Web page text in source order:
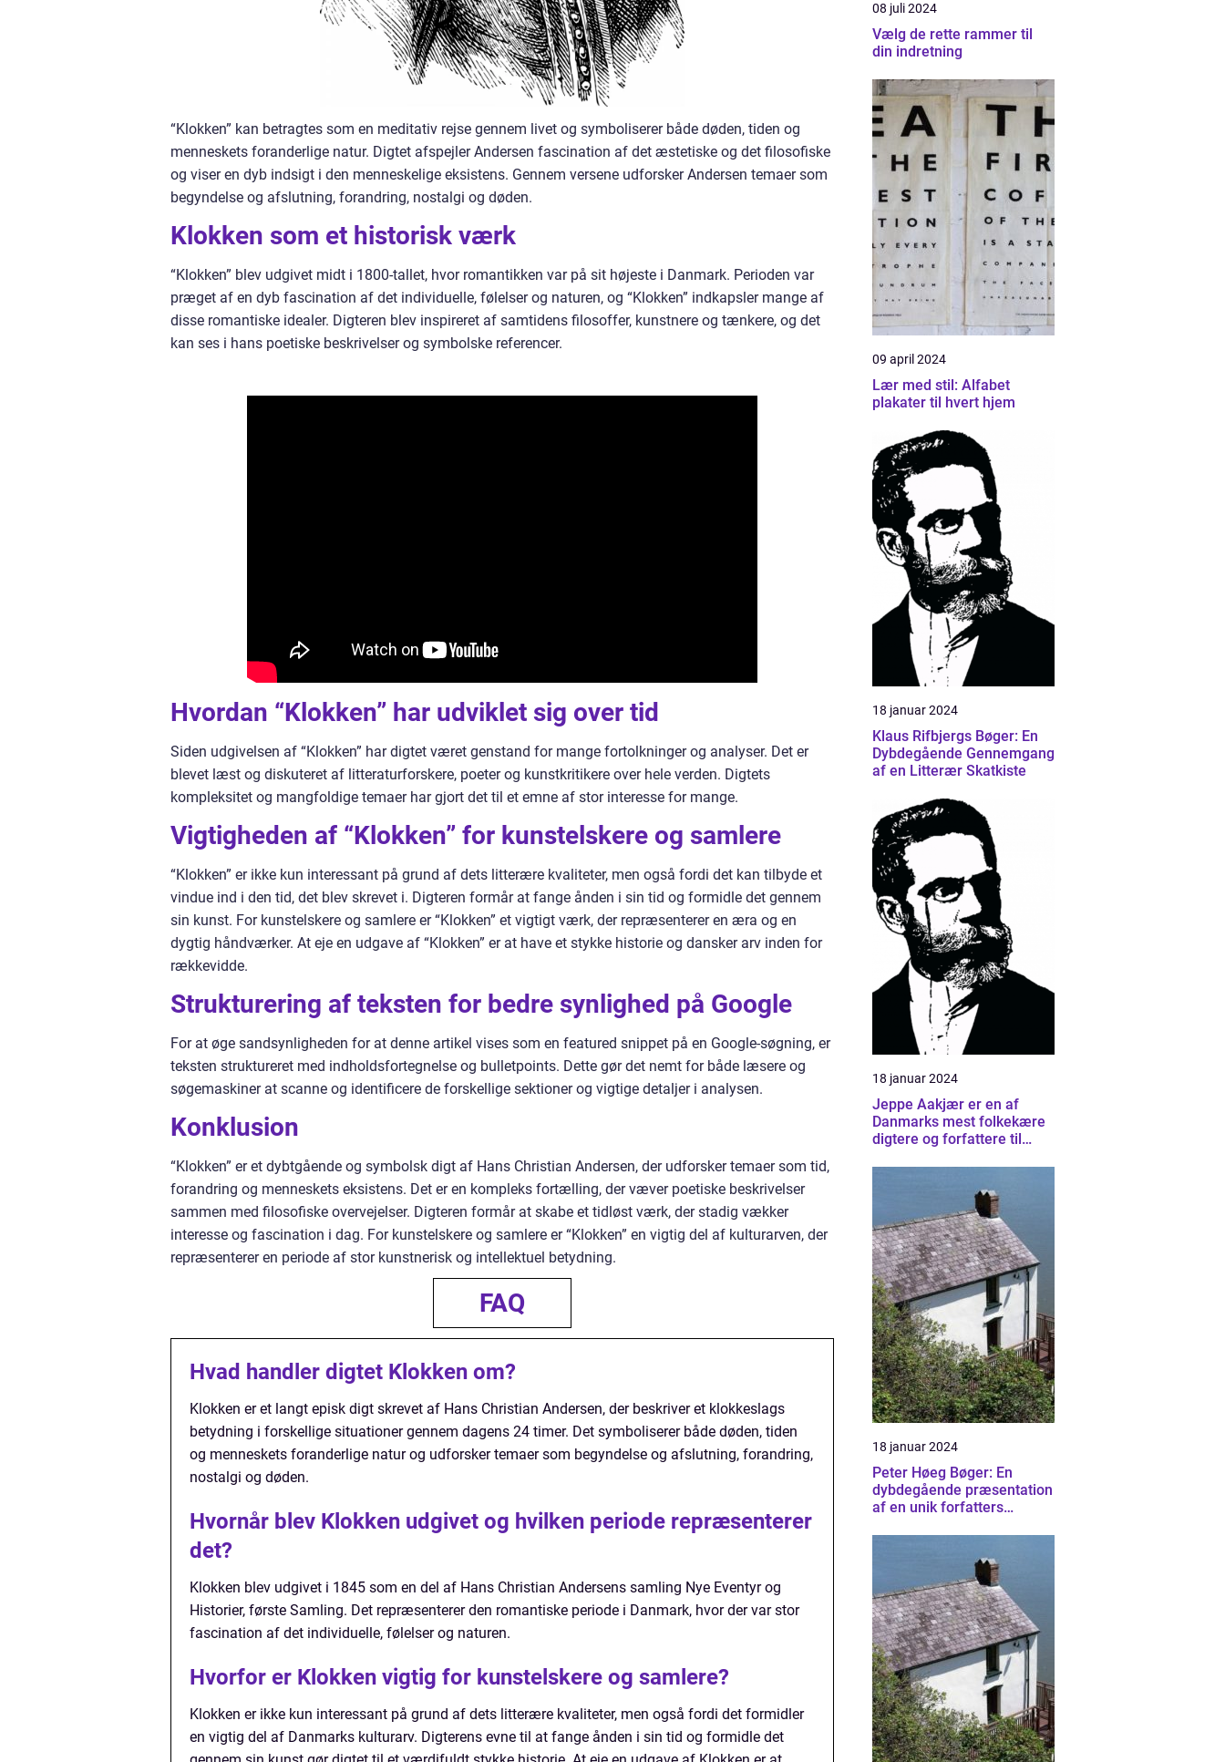
“Klokken” kan betragtes som en meditativ rejse gennem livet og symboliserer både døden, tiden og
menneskets foranderlige natur. Digtet afspejler Andersen fascination af det æstetiske og det filosofiske
og viser en dyb indsigt i den menneskelige eksistens. Gennem versene udforsker Andersen temaer som
begyndelse og afslutning, forandring, nostalgi og døden.
Klokken som et historisk værk
“Klokken” blev udgivet midt i 1800-tallet, hvor romantikken var på sit højeste i Danmark. Perioden var
præget af en dyb fascination af det individuelle, følelser og naturen, og “Klokken” indkapsler mange af
disse romantiske idealer. Digteren blev inspireret af samtidens filosoffer, kunstnere og tænkere, og det
kan ses i hans poetiske beskrivelser og symbolske referencer.
Hvordan “Klokken” har udviklet sig over tid
Siden udgivelsen af “Klokken” har digtet været genstand for mange fortolkninger og analyser. Det er
blevet læst og diskuteret af litteraturforskere, poeter og kunstkritikere over hele verden. Digtets
kompleksitet og mangfoldige temaer har gjort det til et emne af stor interesse for mange.
Vigtigheden af “Klokken” for kunstelskere og samlere
“Klokken” er ikke kun interessant på grund af dets litterære kvaliteter, men også fordi det kan tilbyde et
vindue ind i den tid, det blev skrevet i. Digteren formår at fange ånden i sin tid og formidle det gennem
sin kunst. For kunstelskere og samlere er “Klokken” et vigtigt værk, der repræsenterer en æra og en
dygtig håndværker. At eje en udgave af “Klokken” er at have et stykke historie og dansker arv inden for
rækkevidde.
Strukturering af teksten for bedre synlighed på Google
For at øge sandsynligheden for at denne artikel vises som en featured snippet på en Google-søgning, er
teksten struktureret med indholdsfortegnelse og bulletpoints. Dette gør det nemt for både læsere og
søgemaskiner at scanne og identificere de forskellige sektioner og vigtige detaljer i analysen.
Konklusion
“Klokken” er et dybtgående og symbolsk digt af Hans Christian Andersen, der udforsker temaer som tid,
forandring og menneskets eksistens. Det er en kompleks fortælling, der væver poetiske beskrivelser
sammen med filosofiske overvejelser. Digteren formår at skabe et tidløst værk, der stadig vækker
interesse og fascination i dag. For kunstelskere og samlere er “Klokken” en vigtig del af kulturarven, der
repræsenterer en periode af stor kunstnerisk og intellektuel betydning.
FAQ
Hvad handler digtet Klokken om?
Klokken er et langt episk digt skrevet af Hans Christian Andersen, der beskriver et klokkeslags
betydning i forskellige situationer gennem dagens 24 timer. Det symboliserer både døden, tiden
og menneskets foranderlige natur og udforsker temaer som begyndelse og afslutning, forandring,
nostalgi og døden.
Hvornår blev Klokken udgivet og hvilken periode repræsenterer
det?
Klokken blev udgivet i 1845 som en del af Hans Christian Andersens samling Nye Eventyr og
Historier, første Samling. Det repræsenterer den romantiske periode i Danmark, hvor der var stor
fascination af det individuelle, følelser og naturen.
Hvorfor er Klokken vigtig for kunstelskere og samlere?
Klokken er ikke kun interessant på grund af dets litterære kvaliteter, men også fordi det formidler
en vigtig del af Danmarks kulturarv. Digterens evne til at fange ånden i sin tid og formidle det
08 juli 2024
Vælg de rette rammer til
din indretning
09 april 2024
Lær med stil: Alfabet
plakater til hvert hjem
18 januar 2024
Klaus Rifbjergs Bøger: En
Dybdegående Gennemgang
af en Litterær Skatkiste
18 januar 2024
Jeppe Aakjær er en af
Danmarks mest folkekære
digtere og forfattere til
18 januar 2024
Peter Høeg Bøger: En
dybdegående præsentation
af en unik forfatters